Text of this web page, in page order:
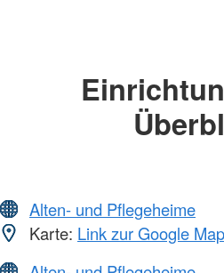
Alten- und Pflegeheime
Karte: Link zur Google